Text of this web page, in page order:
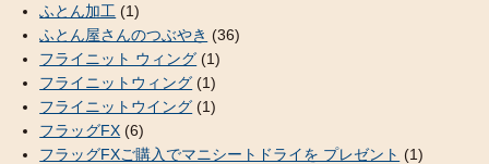
ふとん加工 (1)
ふとん屋さんのつぶやき (36)
フライニット ウィング (1)
フライニットウィング (1)
フライニットウイング (1)
フラッグFX (6)
フラッグFXご購入でマニシートドライを プレゼント (1)